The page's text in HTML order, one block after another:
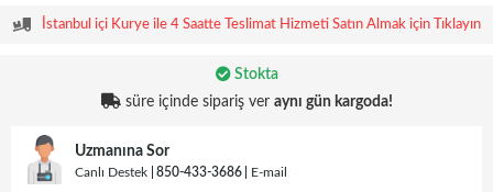
İstanbul içi Kurye ile 4 Saatte Teslimat Hizmeti Satın Almak için Tıklayın
Stokta
süre içinde sipariş ver aynı gün kargoda!
Uzmanına Sor
Canlı Destek 850-433-3686 E-mail